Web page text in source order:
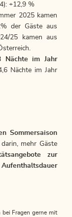
+12,9 %
2025 kamen
der Gäste aus
25 kamen aus
Nächte im Jahr
Nächte im Jahr
Sommersaison
mehr Gäste
zur
Fragen gerne mit